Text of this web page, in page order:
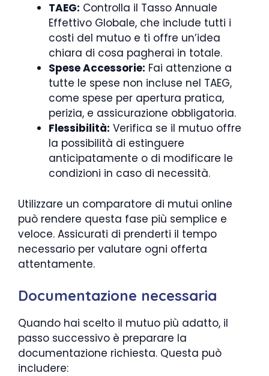
TAEG: Controlla il Tasso Annuale
Effettivo Globale, che include tutti i
costi del mutuo e ti offre un’idea
chiara di cosa pagherai in totale.
Spese Accessorie: Fai attenzione a
tutte le spese non incluse nel TAEG,
come spese per apertura pratica,
perizia, e assicurazione obbligatoria.
Flessibilità: Verifica se il mutuo offre
la possibilità di estinguere
anticipatamente o di modificare le
condizioni in caso di necessità.
Utilizzare un comparatore di mutui online
può rendere questa fase più semplice e
veloce. Assicurati di prenderti il tempo
necessario per valutare ogni offerta
attentamente.
Documentazione necessaria
Quando hai scelto il mutuo più adatto, il
passo successivo è preparare la
documentazione richiesta. Questa può
includere: